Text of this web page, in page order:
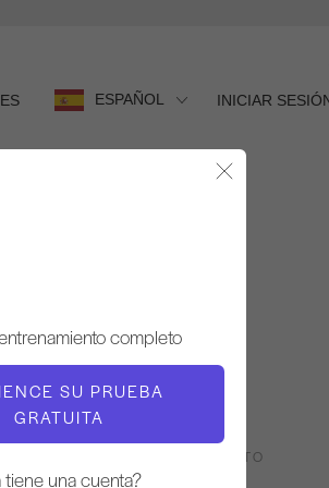
ESPAÑOL INICIAR
completo
SU PRUEBA
GRATUITA
tiene una cuenta?
PROFESOR
Marina Urbina
RITMO DE ENTRENAMIENTO